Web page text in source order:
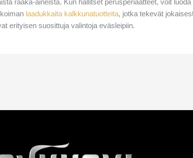
raaka-aineista. Kun hallitset perusperiaatteet, voit
laadukkaita kalkkunatuotteita, jotka tekevät
erityisen suosittuja valintoja eväsleipiin.